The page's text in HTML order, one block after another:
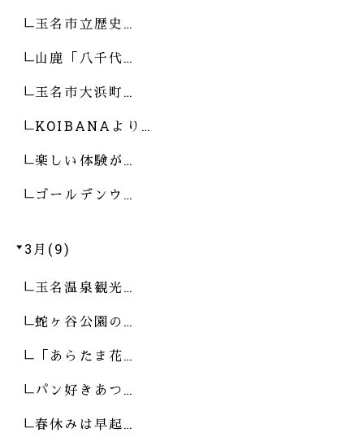
玉名市立歴史…
山鹿「八千代…
玉名市大浜町…
KOIBANAより…
楽しい体験が…
ゴールデンウ…
3月(9)
玉名温泉観光…
蛇ヶ谷公園の…
「あらたま花…
パン好きあつ…
春休みは早起…